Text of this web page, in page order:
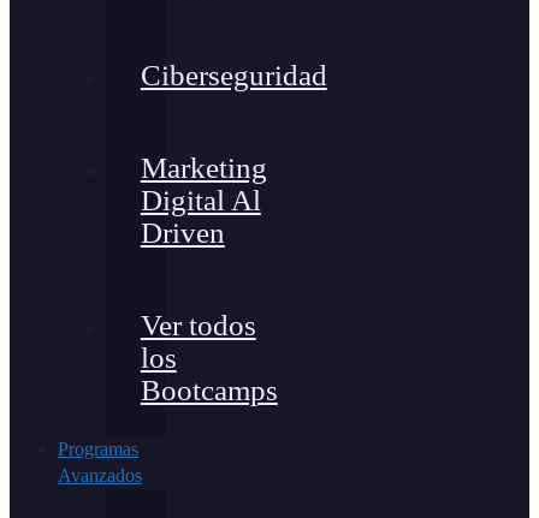
Ciberseguridad
Marketing
Digital Al
Driven
Ver todos
los
Bootcamps
Programas
Avanzados